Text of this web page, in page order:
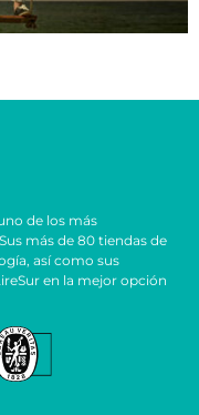
de los más
más de 80 tiendas de
así como sus
en la mejor opción